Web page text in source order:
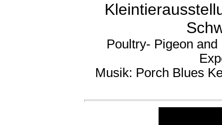
Poultry- Pigeon
Musik: Porch Blues